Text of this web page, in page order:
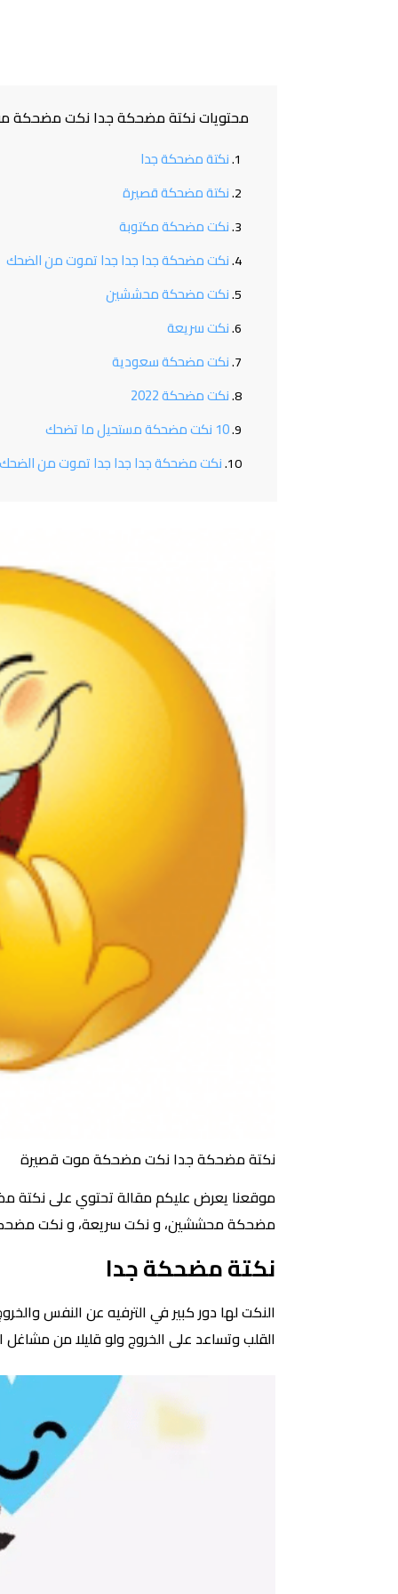
محتويات نكتة مضحكة جدا نكت مضحكة
نكتة مضحكة جدا
نكتة مضحكة قصيرة
نكت مضحكة مكتوبة
نكت مضحكة جدا جدا جدا تموت من الضحك
نكت مضحكة محششين
نكت سريعة
نكت مضحكة سعودية
نكت مضحكة 2022
10 نكت مضحكة مستحيل ما تضحك
نكت مضحكة جدا جدا جدا تموت من الضحك
نكتة مضحكة جدا نكت مضحكة موت قصيرة
موقعنا يعرض عليكم مقالة تحتوي على
مضحكة محششين، و نكت سريعة، و نكت مضحكة سعودية، و نكت مضحكة 2022، هيا تابعوا معنا في
نكتة مضحكة جدا
القلب وتساعد على الخروج ولو قليلا من مشاغل